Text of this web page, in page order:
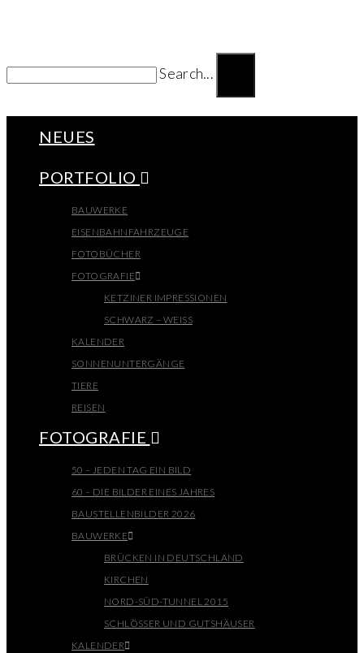
Search...
NEUES
PORTFOLIO
BAUWERKE
EISENBAHNFAHRZEUGE
FOTOBÜCHER
FOTOGRAFIE
KETZINER IMPRESSIONEN
SCHWARZ – WEISS
KALENDER
SONNENUNTERGÄNGE
TIERE
REISEN
FOTOGRAFIE
50 – JEDEN TAG EIN BILD
60 – DIE BILDER EINES JAHRES
BAUSTELLENBILDER 2026
BAUWERKE
BRÜCKEN IN DEUTSCHLAND
KIRCHEN
NORD-SÜD-TUNNEL 2015
SCHLÖSSER UND GUTSHÄUSER
KALENDER